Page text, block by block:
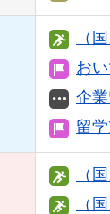
（
お
企
留
（
（